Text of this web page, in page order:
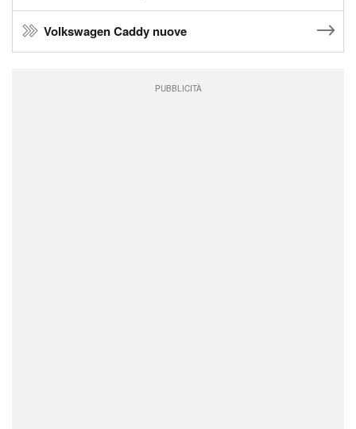
Volkswagen Caddy nuove
PUBBLICITÀ